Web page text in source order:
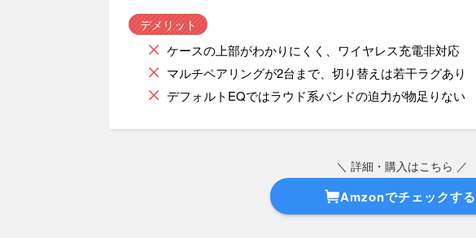
デメリット
ケースの上部がわかりにくく、ワイヤレス充電非対応
マルチペアリングが2台まで、切り替えは若干ラグあり
デフォルトEQではラウド系バンドの迫力が物足りない
＼ 詳細・購入はこちら ／
Amzonでチェックする